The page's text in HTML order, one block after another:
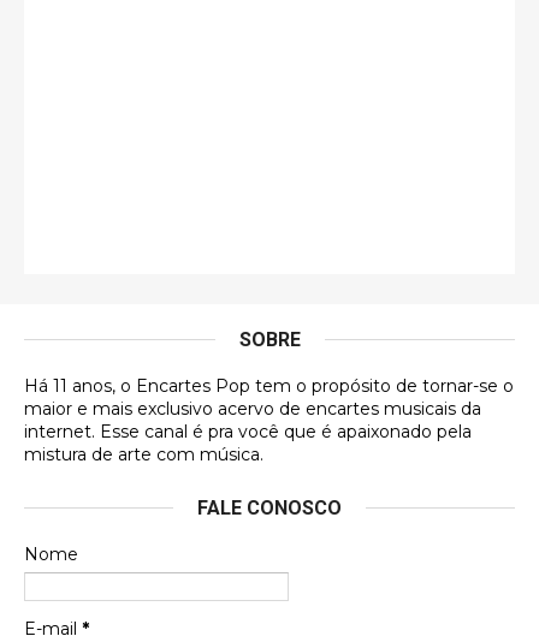
DVD MIDINHO
Francierton
futuras aquisições, e olhando o encarte aqui, me
Francierton
Espero que tenham sentido minha falta, informo
SOBRE
Há 11 anos, o Encartes Pop tem o propósito de tornar-se o
maior e mais exclusivo acervo de encartes musicais da
internet. Esse canal é pra você que é apaixonado pela
mistura de arte com música.
FALE CONOSCO
Nome
E-mail *